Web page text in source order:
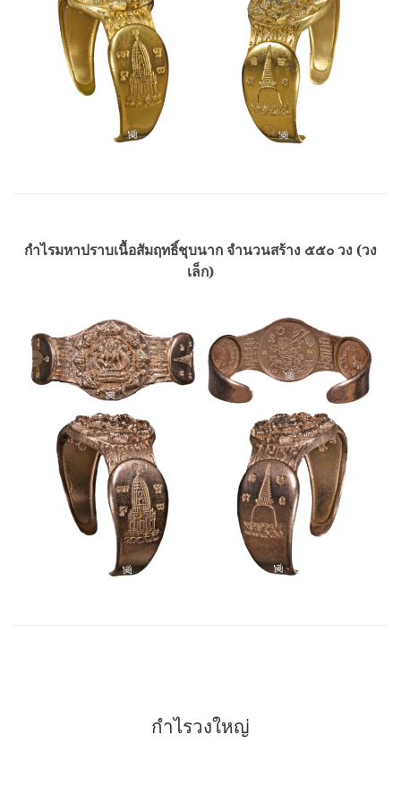
กำไรมหาปราบเนื้อสัมฤทธิ์ชุบนาก จำนวนสร้าง ๕๕๐ วง (วง
เล็ก)
กำไรวงใหญ่